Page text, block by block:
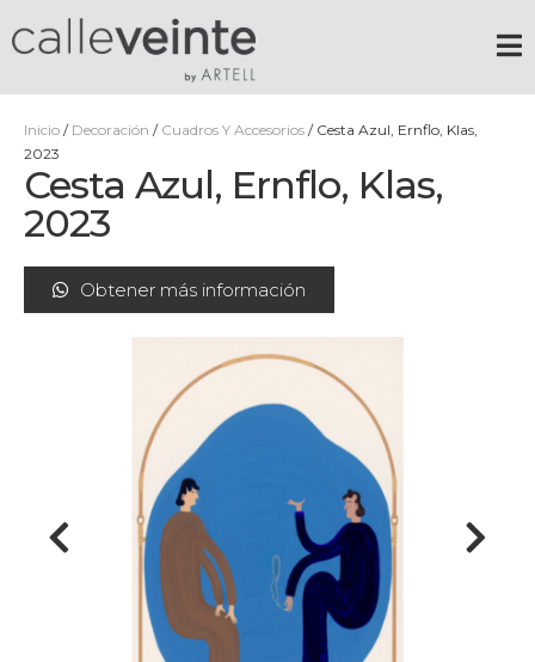
Inicio / Decoración / Cuadros Y Accesorios / Cesta Azul, Ernflo, Klas,
2023
Cesta Azul, Ernflo, Klas,
2023
Obtener más información